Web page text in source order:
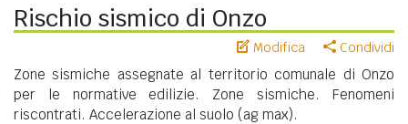
Rischio sismico di Onzo
Modifica Condividi
Zone sismiche assegnate al territorio comunale di Onzo
per le normative edilizie. Zone sismiche. Fenomeni
riscontrati. Accelerazione al suolo (ag max).